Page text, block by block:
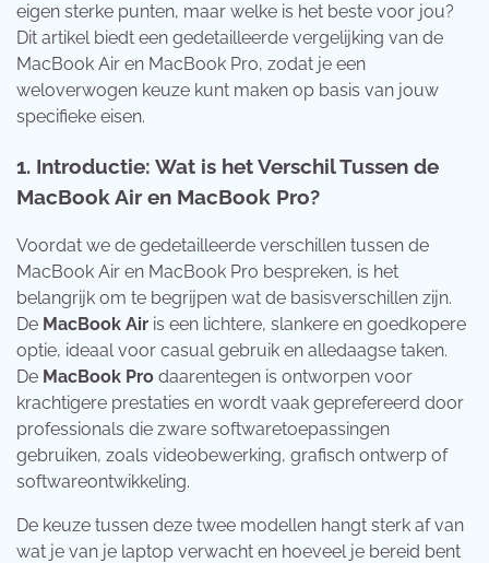
eigen sterke punten, maar welke is het beste voor jou?
Dit artikel biedt een gedetailleerde vergelijking van de
MacBook Air en MacBook Pro, zodat je een
weloverwogen keuze kunt maken op basis van jouw
specifieke eisen.
1. Introductie: Wat is het Verschil Tussen de
MacBook Air en MacBook Pro?
Voordat we de gedetailleerde verschillen tussen de
MacBook Air en MacBook Pro bespreken, is het
belangrijk om te begrijpen wat de basisverschillen zijn.
De MacBook Air is een lichtere, slankere en goedkopere
optie, ideaal voor casual gebruik en alledaagse taken.
De MacBook Pro daarentegen is ontworpen voor
krachtigere prestaties en wordt vaak geprefereerd door
professionals die zware softwaretoepassingen
gebruiken, zoals videobewerking, grafisch ontwerp of
softwareontwikkeling.
De keuze tussen deze twee modellen hangt sterk af van
wat je van je laptop verwacht en hoeveel je bereid bent